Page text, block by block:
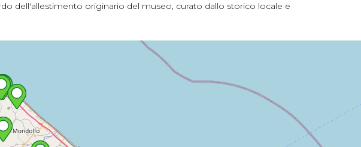
dell'allestimento originario del museo, curato dallo storico locale e